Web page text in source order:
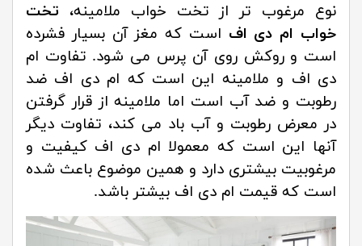
نوع مرغوب تر از تخت خواب ملامینه، تخت
خواب ام دی اف است که مغز آن بسیار فشرده
است و روکش روی آن پرس می شود. تفاوت ام
دی اف و ملامینه این است که ام دی اف ضد
رطوبت و ضد آب است اما ملامینه از قرار گرفتن
در معرض رطوبت و آب باد می کند، تفاوت دیگر
آنها این است که معمولا ام دی اف کیفیت و
مرغوبیت بیشتری دارد و همین موضوع باعث شده
است که قیمت ام دی اف بیشتر باشد.